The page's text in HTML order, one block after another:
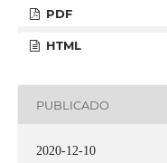
PDF
HTML
PUBLICADO
2020-12-10